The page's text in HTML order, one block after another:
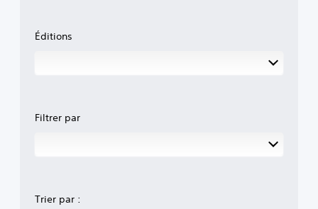
Éditions
Filtrer par
Trier par :